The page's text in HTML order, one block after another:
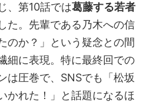
、第10話では葛藤する若者
た。先輩である乃木への信
のか？」という疑念との間
細に表現。特に最終回での
は圧巻で、SNSでも「松坂
かれた！」と話題になるほ